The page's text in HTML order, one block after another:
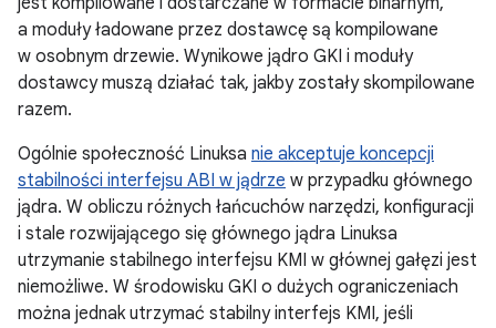
a moduły ładowane przez dostawcę są kompilowane
w osobnym drzewie. Wynikowe jądro GKI i moduły
dostawcy muszą działać tak, jakby zostały skompilowane
razem.
Ogólnie społeczność Linuksa nie akceptuje koncepcji
stabilności interfejsu ABI w jądrze w przypadku głównego
jądra. W obliczu różnych łańcuchów narzędzi, konfiguracji
i stale rozwijającego się głównego jądra Linuksa
utrzymanie stabilnego interfejsu KMI w głównej gałęzi jest
niemożliwe. W środowisku GKI o dużych ograniczeniach
można jednak utrzymać stabilny interfejs KMI, jeśli